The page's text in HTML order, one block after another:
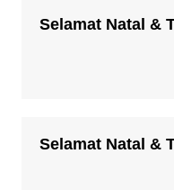
Selamat Natal &
Selamat Natal &